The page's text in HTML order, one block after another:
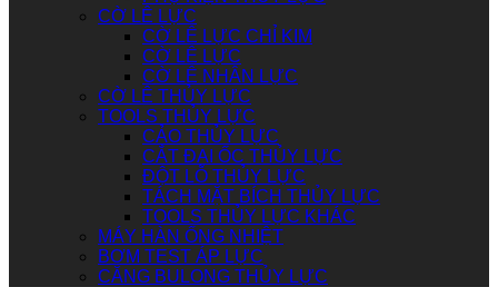
CỜ LÊ LỰC
CỜ LÊ LỰC CHỈ KIM
CỜ LÊ LỰC
CỜ LÊ NHÂN LỰC
CỜ LÊ THỦY LỰC
TOOLS THỦY LỰC
CẢO THỦY LỰC
CẮT ĐAI ỐC THỦY LỰC
ĐỘT LỖ THỦY LỰC
TÁCH MẶT BÍCH THỦY LỰC
TOOLS THỦY LỰC KHÁC
MÁY HÀN ỐNG NHIỆT
BƠM TEST ÁP LỰC
CĂNG BULONG THỦY LỰC